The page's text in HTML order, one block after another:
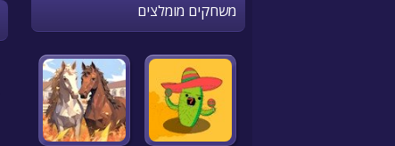
משחקים מומלצים